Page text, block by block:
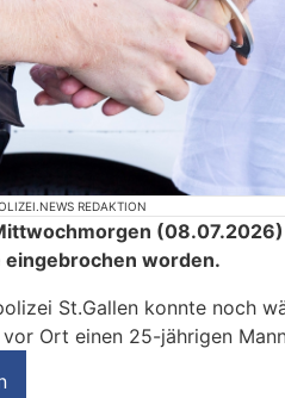
REDAKTION
eingebrochen worden.
St.Gallen konnte noch
Ort einen 25-jährigen